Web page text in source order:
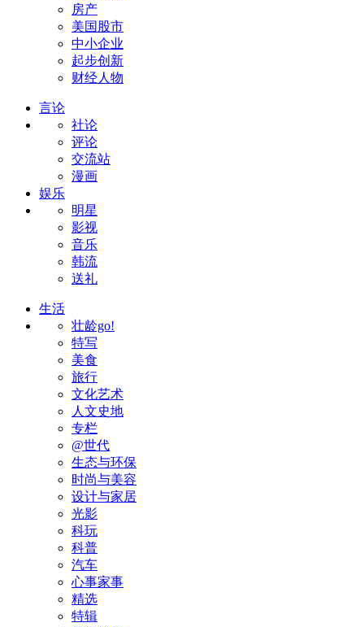
房产
美国股市
中小企业
起步创新
财经人物
言论
社论
评论
交流站
漫画
娱乐
明星
影视
音乐
韩流
送礼
生活
壮龄go!
特写
美食
旅行
文化艺术
人文史地
专栏
@世代
生态与环保
时尚与美容
设计与家居
光影
科玩
科普
汽车
心事家事
精选
特辑